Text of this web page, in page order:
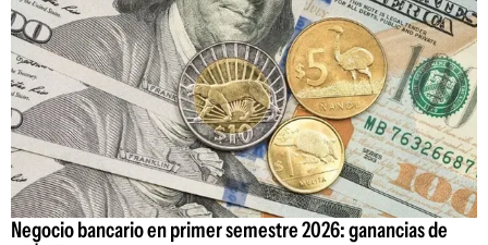
Negocio bancario en primer semestre 2026: ganancias de